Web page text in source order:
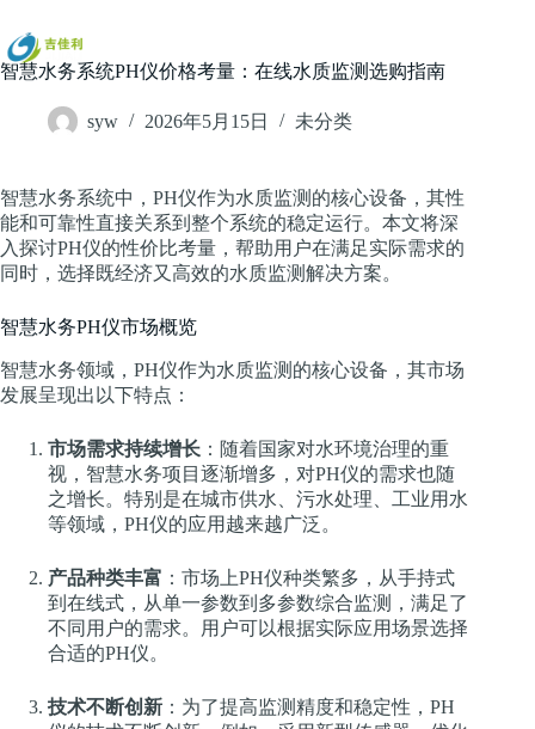
过
内
容
智慧水务系统PH仪价格考量：在线水质监测选购指南
syw 2026年5月15日 未分类
智慧水务系统中，PH仪作为水质监测的核心设备，其性
能和可靠性直接关系到整个系统的稳定运行。本文将深
入探讨PH仪的性价比考量，帮助用户在满足实际需求的
同时，选择既经济又高效的水质监测解决方案。
智慧水务PH仪市场概览
智慧水务领域，PH仪作为水质监测的核心设备，其市场
发展呈现出以下特点：
市场需求持续增长 ：随着国家对水环境治理的重
视，智慧水务项目逐渐增多，对PH仪的需求也随
之增长。特别是在城市供水、污水处理、工业用水
等领域，PH仪的应用越来越广泛。
产品种类丰富 ：市场上PH仪种类繁多，从手持式
到在线式，从单一参数到多参数综合监测，满足了
不同用户的需求。用户可以根据实际应用场景选择
合适的PH仪。
技术不断创新 ：为了提高监测精度和稳定性，PH